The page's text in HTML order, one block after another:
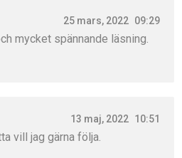
25 mars, 2022 09:29
mycket spännande läsning.
13 maj, 2022 10:51
vill jag gärna följa.